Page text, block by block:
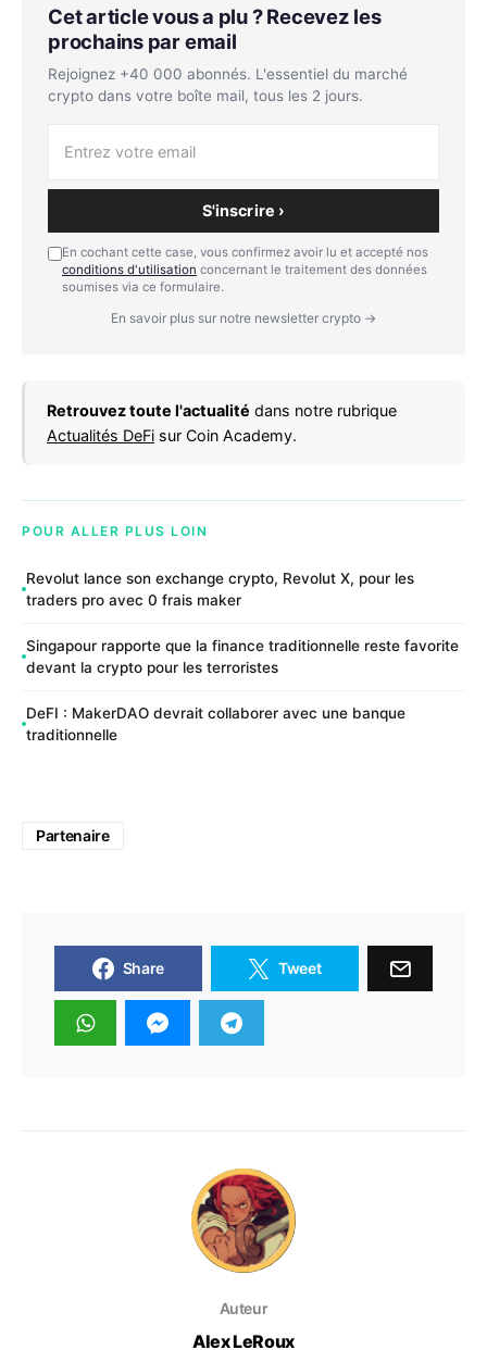
Cet article vous a plu ? Recevez les
prochains par email
Rejoignez +40 000 abonnés. L'essentiel du marché
crypto dans votre boîte mail, tous les 2 jours.
S'inscrire ›
En cochant cette case, vous confirmez avoir lu et accepté nos
conditions d'utilisation concernant le traitement des données
soumises via ce formulaire.
En savoir plus sur notre newsletter crypto →
Retrouvez toute l'actualité dans notre rubrique
Actualités DeFi sur Coin Academy.
POUR ALLER PLUS LOIN
Revolut lance son exchange crypto, Revolut X, pour les
traders pro avec 0 frais maker
Singapour rapporte que la finance traditionnelle reste favorite
devant la crypto pour les terroristes
DeFI : MakerDAO devrait collaborer avec une banque
traditionnelle
Partenaire
Share Tweet
Auteur
Alex LeRoux